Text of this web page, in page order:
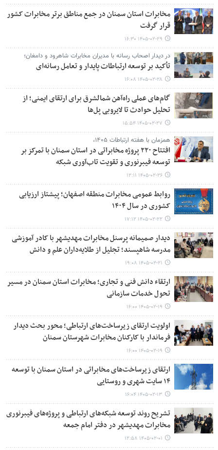
مخابرات استان سمنان در جمع مناطق برتر مخابرات کشور
قرار گرفت
۱۴۰۵-۰۲-۲۹ ۱۶:۳۰
در دیدار اصحاب رسانه با مدیران مخابرات شاهرود و دامغان؛
تأکید بر توسعه ارتباطات پایدار و تعامل رسانه‌ای
۱۴۰۵-۰۲-۲۸ ۱۶:۰۸
گام‌های عملی راه‌آهن شمالشرق برای ارتقای ایمنی؛ از
تحلیل حوادث تا لایروبی پل‌ها
۱۴۰۵-۰۲-۲۷ ۱۵:۵۴
همزمان با هفته ارتباطات ۱۴۰۵،
افتتاح ۲۲۰ پروژه مخابراتی در استان سمنان با تمرکز بر
توسعه فیبرنوری و تقویت تاب‌آوری شبکه
۱۴۰۵-۰۲-۲۶ ۱۲:۱۱
روابط عمومی مخابرات منطقه اصفهان؛ پیشتاز ارزیابی
کشوری در سال ۱۴۰۴
۱۴۰۵-۰۲-۲۲ ۱۷:۱۲
دیدار صمیمانه پرسنل مخابرات مهدیشهر با کادر آموزشی
مدرسه شاهپسند؛ تجلیل از طلایه‌داران علم و دانش
۱۴۰۵-۰۲-۲۱ ۱۹:۰۸
ارتقاء دانش فنی و تجاری؛ مخابرات استان سمنان در مسیر
تحول خدمات سازمانی
۱۴۰۵-۰۲-۱۹ ۱۶:۰۰
اولویت ارتقای زیرساخت‌های ارتباطی؛ محور بحث دیدار
فرماندار با کارکنان مخابرات شهرستان سمنان
۱۴۰۵-۰۲-۱۹ ۱۶:۰۰
ارتقای زیرساخت‌های مخابراتی در استان سمنان با توسعه
۱۴ سایت شهری و روستایی
۱۴۰۵-۰۲-۱۳ ۱۶:۰۴
تشریح روند توسعه شبکه‌های ارتباطی و پروژه‌های فیبرنوری
مخابرات مهدیشهر در دفتر امام جمعه
۱۴۰۵-۰۲-۰۱ ۱۲:۵۸